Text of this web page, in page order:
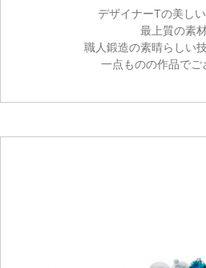
デザイナーTの美しい
最上質の素材
職人鍛造の素晴らしい
一点ものの作品でご